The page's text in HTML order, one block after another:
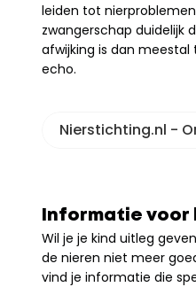
leiden tot
zwangerschap duidelijk
afwijking is dan meestal
echo.
Nierstichting.nl -
Informatie voor
Wil je je kind uitleg
de nieren niet meer
vind je informatie die